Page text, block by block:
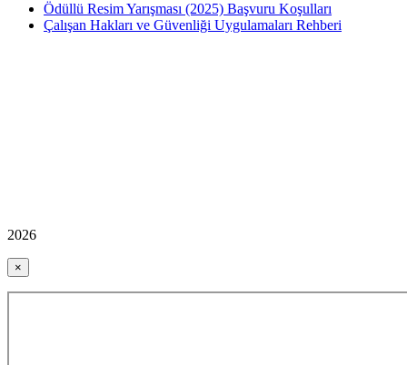
Ödüllü Resim Yarışması (2025) Başvuru Koşulları
Çalışan Hakları ve Güvenliği Uygulamaları Rehberi
2026
×